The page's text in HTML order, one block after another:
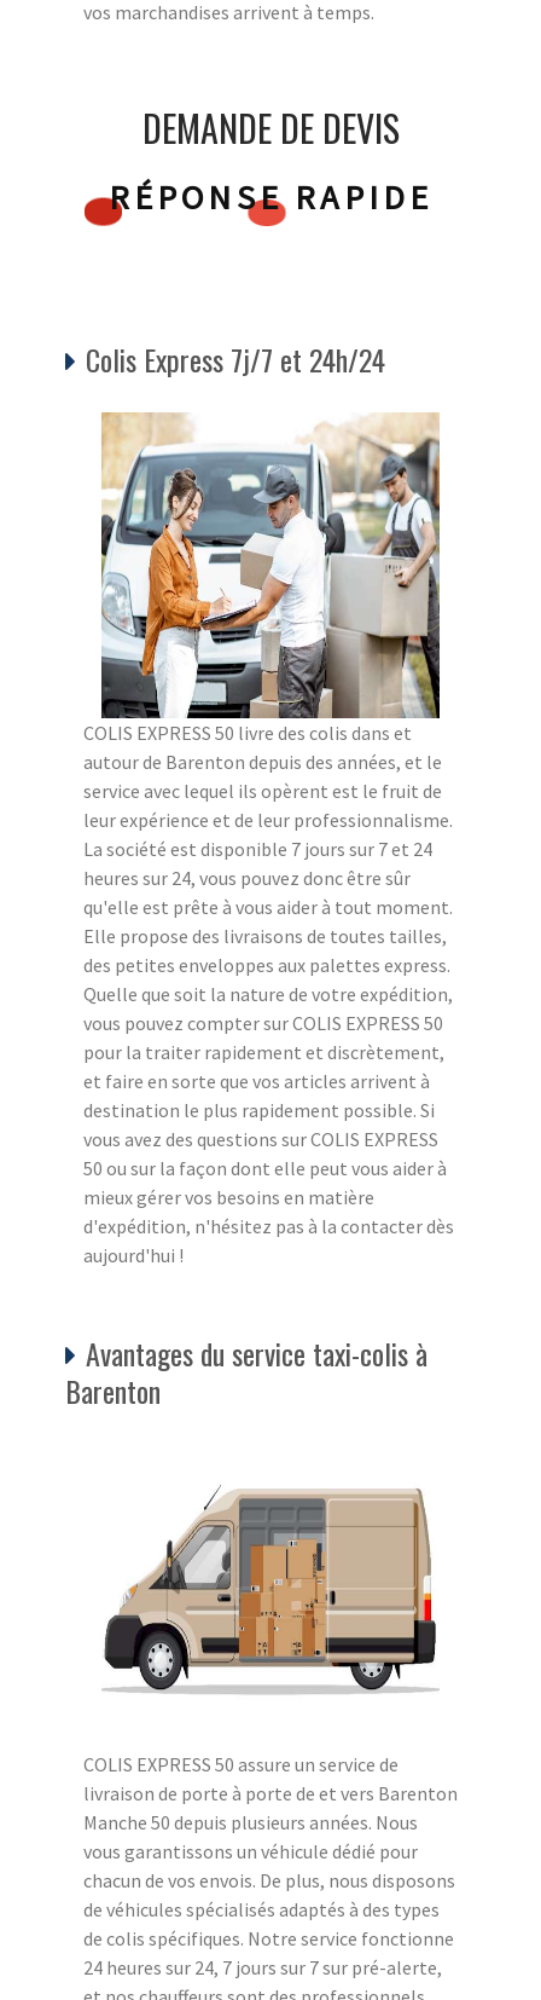
vos marchandises arrivent à temps.
DEMANDE DE DEVIS
RÉPONSE RAPIDE
Colis Express 7j/7 et 24h/24
COLIS EXPRESS 50 livre des colis dans et
autour de Barenton depuis des années, et le
service avec lequel ils opèrent est le fruit de
leur expérience et de leur professionnalisme.
La société est disponible 7 jours sur 7 et 24
heures sur 24, vous pouvez donc être sûr
qu'elle est prête à vous aider à tout moment.
Elle propose des livraisons de toutes tailles,
des petites enveloppes aux palettes express.
Quelle que soit la nature de votre expédition,
vous pouvez compter sur COLIS EXPRESS 50
pour la traiter rapidement et discrètement,
et faire en sorte que vos articles arrivent à
destination le plus rapidement possible. Si
vous avez des questions sur COLIS EXPRESS
50 ou sur la façon dont elle peut vous aider à
mieux gérer vos besoins en matière
d'expédition, n'hésitez pas à la contacter dès
aujourd'hui !
Avantages du service taxi-colis à
Barenton
COLIS EXPRESS 50 assure un service de
livraison de porte à porte de et vers Barenton
Manche 50 depuis plusieurs années. Nous
vous garantissons un véhicule dédié pour
chacun de vos envois. De plus, nous disposons
de véhicules spécialisés adaptés à des types
de colis spécifiques. Notre service fonctionne
24 heures sur 24, 7 jours sur 7 sur pré-alerte,